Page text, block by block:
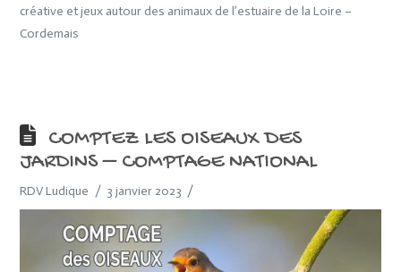
créative et jeux autour des animaux de l’estuaire de la Loire –
Cordemais
COMPTEZ LES OISEAUX DES
JARDINS – COMPTAGE NATIONAL
RDV Ludique 3 janvier 2023